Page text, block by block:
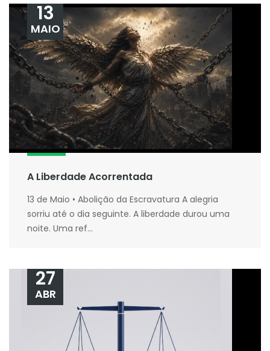
A Liberdade Acorrentada
13
MAIO
13 de Maio • Abolição da Escravatura A alegria
sorriu até o dia seguinte. A liberdade durou uma
noite. Uma ref...
27
ABR